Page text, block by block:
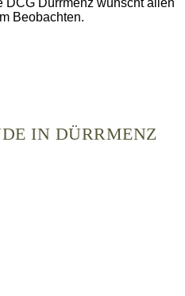
DCG Dürrmenz wünscht allen
Beobachten.
IN DÜRRMENZ